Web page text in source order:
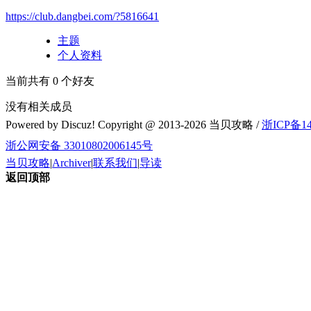
https://club.dangbei.com/?5816641
主题
个人资料
当前共有 0 个好友
没有相关成员
Powered by Discuz! Copyright @ 2013-2026 当贝攻略 /浙ICP备
浙公网安备 33010802006145号
当贝攻略|Archiver|联系我们|导读
返回顶部